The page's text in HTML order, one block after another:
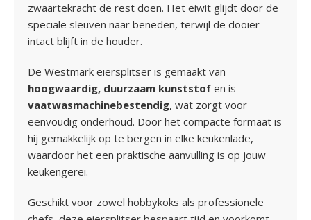
zwaartekracht de rest doen. Het eiwit glijdt door de
speciale sleuven naar beneden, terwijl de dooier
intact blijft in de houder.
De Westmark eiersplitser is gemaakt van
hoogwaardig, duurzaam kunststof en is
vaatwasmachinebestendig, wat zorgt voor
eenvoudig onderhoud. Door het compacte formaat is
hij gemakkelijk op te bergen in elke keukenlade,
waardoor het een praktische aanvulling is op jouw
keukengerei.
Geschikt voor zowel hobbykoks als professionele